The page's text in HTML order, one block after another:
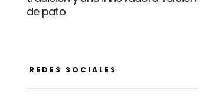
de pato
REDES SOCIALES